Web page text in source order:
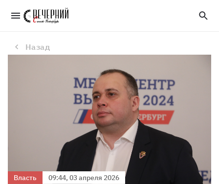
Диалог знаний: Константин Чебыкин — о системе образования в Петербурге
Назад
Власть
09:44, 03 апреля 2026